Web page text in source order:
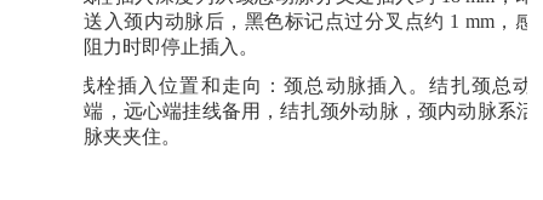
送入颈内动脉后，黑色标记点过分叉点约 1 mm，感
阻力时即停止插入。
线栓插入位置和走向：颈总动脉插入。结扎颈总动
端，远心端挂线备用，结扎颈外动脉，颈内动脉系活
脉夹夹住。